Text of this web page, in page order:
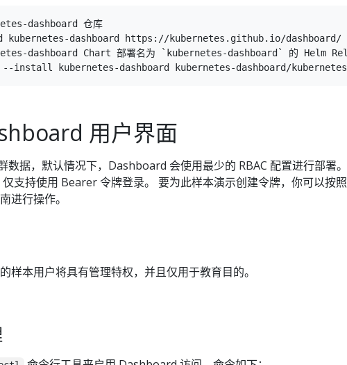
dashboard 仓库
kubernetes-dashboard https://kubernetes.github.io/dashboard/
dashboard Chart 部署名为 `kubernetes-dashboard` 的 Helm
用户界面
数据，默认情况下，Dashboard 会使用最少的 RBAC 配置进行部署
支持使用 Bearer 令牌登录。 要为此样本演示创建令牌，你可以按
进行操作。
样本用户将具有管理特权，并且仅用于教育目的。